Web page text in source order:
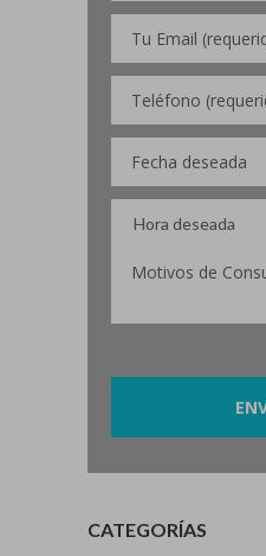
CATEGORÍAS